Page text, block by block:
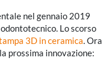
nel gennaio 2019
Lo scorso
3D in ceramica. Ora
prossima innovazione: